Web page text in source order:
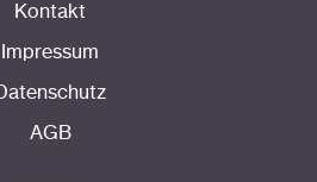
Kontakt
Impressum
Datenschutz
AGB